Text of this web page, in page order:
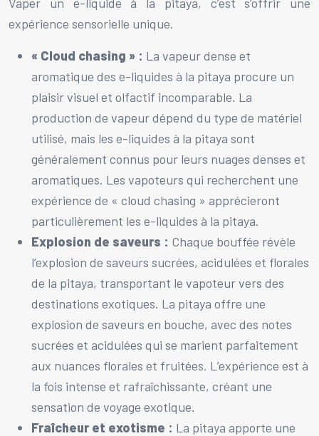
expérience sensorielle unique.
« Cloud chasing » : La vapeur dense et
aromatique des e-liquides à la pitaya procure un
plaisir visuel et olfactif incomparable. La
production de vapeur dépend du type de matériel
utilisé, mais les e-liquides à la pitaya sont
généralement connus pour leurs nuages denses et
aromatiques. Les vapoteurs qui recherchent une
expérience de « cloud chasing » apprécieront
particulièrement les e-liquides à la pitaya.
Explosion de saveurs : Chaque bouffée révèle
l’explosion de saveurs sucrées, acidulées et florales
de la pitaya, transportant le vapoteur vers des
destinations exotiques. La pitaya offre une
explosion de saveurs en bouche, avec des notes
sucrées et acidulées qui se marient parfaitement
aux nuances florales et fruitées. L’expérience est à
la fois intense et rafraîchissante, créant une
sensation de voyage exotique.
Fraîcheur et exotisme : La pitaya apporte une